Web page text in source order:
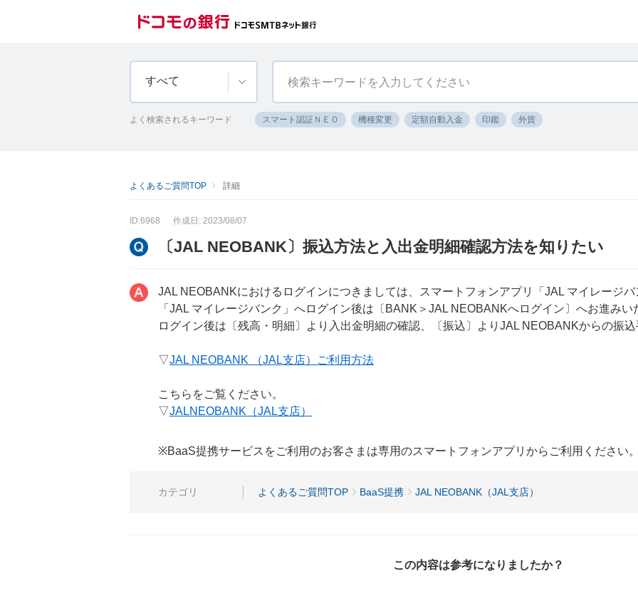
すべて
よく検索されるキーワード スマート認証ＮＥＯ 機種変更 定額自動入金 印鑑 外貨
よくあるご質問TOP 詳細
ID:6968 作成日: 2023/08/07
〔JAL NEOBANK〕振込方法と入出金明細確認方法を知りたい
JAL NEOBANKにおけるログインにつきましては、スマートフォンアプリ「JAL マイレージバ
「JAL マイレージバンク」へログイン後は〔BANK＞JAL NEOBANKへログイン〕へお進みい
ログイン後は〔残高・明細〕より入出金明細の確認、〔振込〕よりJAL NEOBANKからの振込
▽JAL NEOBANK （JAL支店）ご利用方法
こちらをご覧ください。
▽JALNEOBANK（JAL支店）
※BaaS提携サービスをご利用のお客さまは専用のスマートフォンアプリからご利用ください。
カテゴリ よくあるご質問TOP BaaS提携 JAL NEOBANK（JAL支店）
この内容は参考になりましたか？